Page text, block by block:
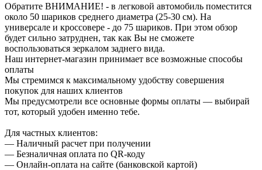
Обратите ВНИМАНИЕ! - в легковой автомобиль поместится
около 50 шариков среднего диаметра (25-30 см). На
универсале и кроссовере - до 75 шариков. При этом обзор
будет сильно затруднен, так как Вы не сможете
воспользоваться зеркалом заднего вида.
Наш интернет-магазин принимает все возможные способы
оплаты
Мы стремимся к максимальному удобству совершения
покупок для наших клиентов
Мы предусмотрели все основные формы оплаты — выбирай
тот, который удобен именно тебе.
Для частных клиентов:
— Наличный расчет при получении
— Безналичная оплата по QR-коду
— Онлайн-оплата на сайте (банковской картой)